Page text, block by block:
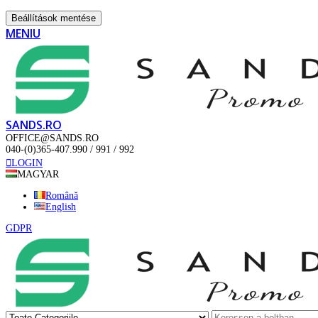
Beállítások mentése
MENIU
SANDS.RO
OFFICE@SANDS.RO
040-(0)365-407.990 / 991 / 992
LOGIN
MAGYAR
Română
English
GDPR